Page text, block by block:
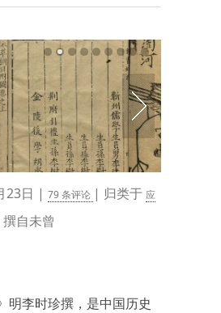
23日 | 79 条评论 | 归类于 应
自未曾
明李时珍撰，是中国历史